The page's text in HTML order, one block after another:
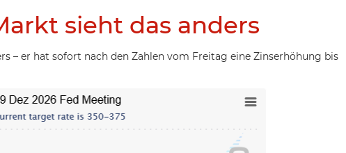
sieht das anders
– er hat sofort nach den Zahlen vom Freitag eine Zinserhöhung bis